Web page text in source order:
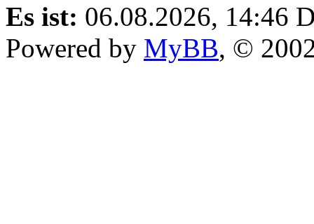
Es ist: 06.08.2026, 14:46
Powered by MyBB, ©